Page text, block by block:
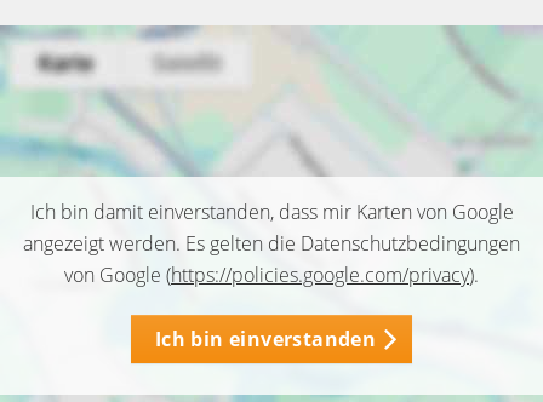
Ich bin damit einverstanden, dass mir Karten von Google
angezeigt werden. Es gelten die Datenschutzbedingungen
von Google (https://policies.google.com/privacy).
Ich bin einverstanden